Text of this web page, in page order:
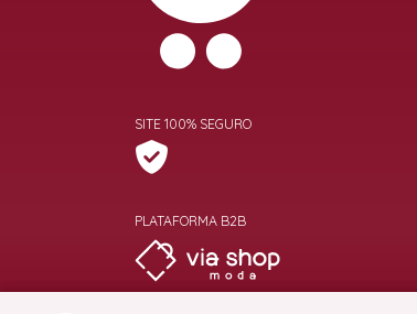
SITE 100% SEGURO
PLATAFORMA B2B